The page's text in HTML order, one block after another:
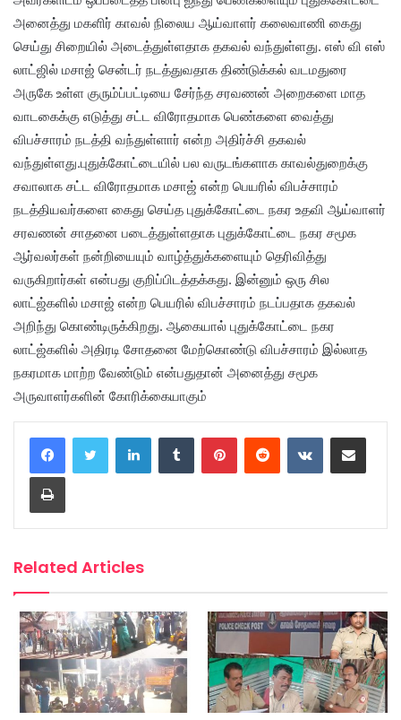
அனைத்து மகளிர் காவல் நிலைய ஆய்வாளர் கலைவாணி கைது
செய்து சிறையில் அடைத்துள்ளதாக தகவல் வந்துள்ளது. எஸ் வி எஸ்
லாட்ஜில் மசாஜ் சென்டர் நடத்துவதாக திண்டுக்கல் வடமதுரை
அருகே உள்ள குரும்ப்பட்டியை சேர்ந்த சரவணன் அறைகளை மாத
வாடகைக்கு எடுத்து சட்ட விரோதமாக பெண்களை வைத்து
விபச்சாரம் நடத்தி வந்துள்ளார் என்ற அதிர்ச்சி தகவல்
வந்துள்ளது.புதுக்கோட்டையில் பல வருடங்களாக காவல்துறைக்கு
சவாலாக சட்ட விரோதமாக மசாஜ் என்ற பெயரில் விபச்சாரம்
நடத்தியவர்களை கைது செய்த புதுக்கோட்டை நகர உதவி ஆய்வாளர்
சரவணன் சாதனை படைத்துள்ளதாக புதுக்கோட்டை நகர சமூக
ஆர்வலர்கள் நன்றியையும் வாழ்த்துக்களையும் தெரிவித்து
வருகிறார்கள் என்பது குறிப்பிடத்தக்கது. இன்னும் ஒரு சில
லாட்ஜ்களில் மசாஜ் என்ற பெயரில் விபச்சாரம் நடப்பதாக தகவல்
அறிந்து கொண்டிருக்கிறது. ஆகையால் புதுக்கோட்டை நகர
லாட்ஜ்களில் அதிரடி சோதனை மேற்கொண்டு விபச்சாரம் இல்லாத
நகரமாக மாற்ற வேண்டும் என்பதுதான் அனைத்து சமூக
அருவாளர்களின் கோரிக்கையாகும்
LinkedInTumblr PinterestReddit VKontakteShare via Email
Print
Related Articles